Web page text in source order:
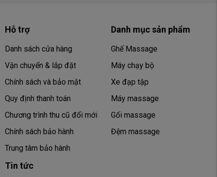
Hỗ trợ
Danh sách cửa hàng
Vận chuyển & lắp đặt
Chính sách và bảo mật
Quy định thanh toán
Chương trình thu cũ đổi mới
Chính sách bảo hành
Trung tâm bảo hành
Danh mục sản phẩm
Ghế Massage
Máy chạy bộ
Xe đạp tập
Máy massage
Gối massage
Đệm massage
Tin tức